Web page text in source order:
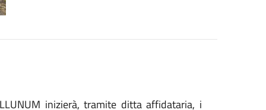
inizierà, tramite ditta affidataria, i